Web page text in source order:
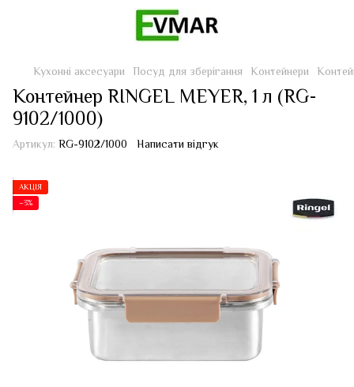
Кухонні аксесуари Посуд для зберігання Контейнери
Контейнер RINGEL MEYER, 1 л (RG-
9102/1000)
Артикул: RG-9102/1000 Написати відгук
АКЦІЯ
−3%